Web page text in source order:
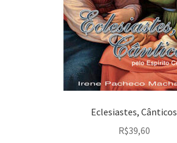
Eclesiastes, Cânticos
R$39,60